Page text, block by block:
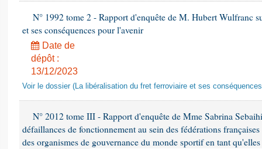
N° 1992 tome 2 - Rapport d'enquête de M. Hubert Wulfranc
et ses conséquences pour l'avenir
Date de
dépôt :
13/12/2023
Voir le dossier (La libéralisation du fret ferroviaire et ses
N° 2012 tome III - Rapport d'enquête de Mme Sabrina
défaillances de fonctionnement au sein des fédérations
des organismes de gouvernance du monde sportif en tant